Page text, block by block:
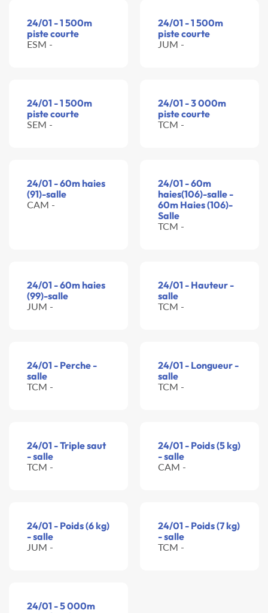
24/01 - 1 500m
piste courte
ESM -
24/01 - 1 500m
piste courte
JUM -
24/01 - 1 500m
piste courte
SEM -
24/01 - 3 000m
piste courte
TCM -
24/01 - 60m haies
(91)-salle
CAM -
24/01 - 60m
haies(106)-salle -
60m Haies (106)-
Salle
TCM -
24/01 - 60m haies
(99)-salle
JUM -
24/01 - Hauteur -
salle
TCM -
24/01 - Perche -
salle
TCM -
24/01 - Longueur -
salle
TCM -
24/01 - Triple saut
- salle
TCM -
24/01 - Poids (5 kg)
- salle
CAM -
24/01 - Poids (6 kg)
- salle
JUM -
24/01 - Poids (7 kg)
- salle
TCM -
24/01 - 5 000m